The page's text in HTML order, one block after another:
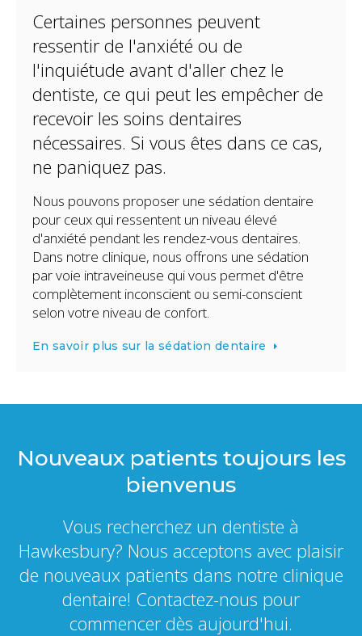
Certaines personnes peuvent
ressentir de l'anxiété ou de
l'inquiétude avant d'aller chez le
dentiste, ce qui peut les empêcher de
recevoir les soins dentaires
nécessaires. Si vous êtes dans ce cas,
ne paniquez pas.
Nous pouvons proposer une sédation dentaire
pour ceux qui ressentent un niveau élevé
d'anxiété pendant les rendez-vous dentaires.
Dans notre clinique, nous offrons une sédation
par voie intraveineuse qui vous permet d'être
complètement inconscient ou semi-conscient
selon votre niveau de confort.
En savoir plus sur la sédation dentaire
Nouveaux patients toujours les
bienvenus
Vous recherchez un dentiste à
Hawkesbury? Nous acceptons avec plaisir
de nouveaux patients dans notre clinique
dentaire! Contactez-nous pour
commencer dès aujourd'hui.